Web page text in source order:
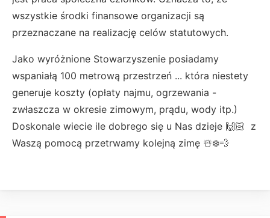
wszystkie środki finansowe organizacji są
przeznaczane na realizację celów statutowych.
Jako wyróżnione Stowarzyszenie posiadamy
wspaniałą 100 metrową przestrzeń ... która niestety
generuje koszty (opłaty najmu, ogrzewania -
zwłaszcza w okresie zimowym, prądu, wody itp.)
Doskonale wiecie ile dobrego się u Nas dzieje 🙌🏻 z
Waszą pomocą przetrwamy kolejną zimę ☃️❄️💨